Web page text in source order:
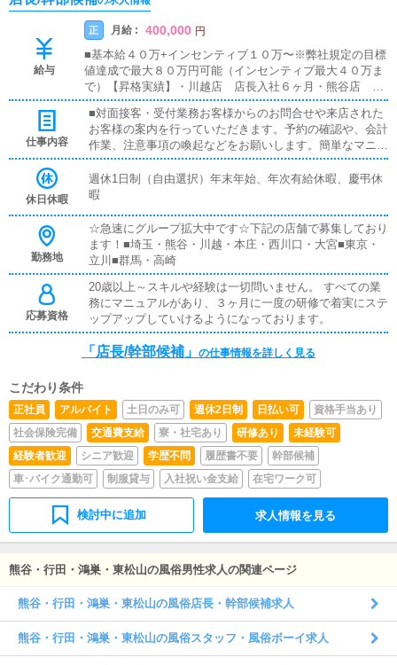
給与
正 月給 : 400,000 円
■基本給４０万+インセンティブ１０万〜※弊社規定の目標
値達成で最大８０万円可能（インセンティブ最大４０万ま
で）【昇格実績】・川越店 店長入社６ヶ月・熊谷店 店
長入社１１ヶ月
仕事内容
■対面接客・受付業務お客様からのお問合せや来店された
お客様の案内を行っていただきます。予約の確認や、会計
作業、注意事項の喚起などをお願いします。簡単なマニュ
アルや、先輩スタッフに付いて業務内容を見ながら徐々に
覚えていただきますので、未経験の方でも安心して働けま
す。■企画の立案店舗イベントや店舗運営など様々な企画
様のリピート率の向上】【キャストの方の入店数の増加】
など、売上UPに繋がる施策の提案を行っていただきま
す。■キャスト管理お店で働いていただいているキャスト
の方が稼げるようにインターネットを使ったPR（写メ日
記）などの使い方などのアドバイスを行っていただきま
す。■PC更新業務ヘブンネットなど、ポータルサイト等の
店舗情報更新作業を行っていただきます。キャストの出勤
情報やイベント、求人ブログの作成となります。基本的に
はボタンを押すだけや、ブログの更新時に簡単に文字が入
休日休暇
週休1日制（自由選択）年末年始、年次有給休暇、慶弔休
暇
勤務地
☆急速にグループ拡大中です☆下記の店舗で募集しており
ます！■埼玉・熊谷・川越・本庄・西川口・大宮■東京・
立川■群馬・高崎
応募資格
20歳以上～スキルや経験は一切問いません。 すべての業
務にマニュアルがあり、３ヶ月に一度の研修で着実にステ
ップアップしていけるようになっております。
「店長/幹部候補」 の仕事情報を詳しく見る
こだわり条件
正社員 アルバイト 土日のみ可 週休2日制 日払い可
資格手当あり
社会保険完備
交通費支給 寮・社宅あり 研修あり
未経験可
経験者歓迎
シニア歓迎 学歴不問 履歴書不要
幹部候補
車･バイク通勤可
制服貸与 入社祝い金支給 在宅ワーク可
検討中に追加 求人情報を見る
熊谷・行田・鴻巣・東松山の風俗男性求人の関連ページ
熊谷・行田・鴻巣・東松山の風俗店長・幹部候補求人
熊谷・行田・鴻巣・東松山の風俗スタッフ・風俗ボーイ求人